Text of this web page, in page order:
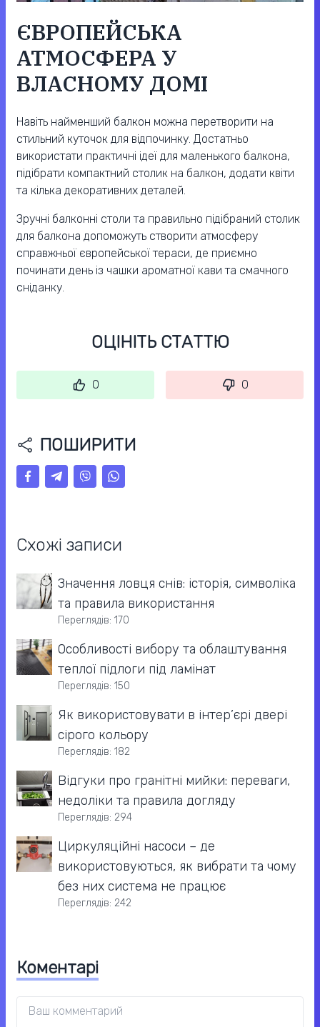
ЄВРОПЕЙСЬКА
АТМОСФЕРА У
ВЛАСНОМУ ДОМІ
Навіть найменший балкон можна перетворити на
стильний куточок для відпочинку. Достатньо
використати практичні ідеї для маленького балкона,
підібрати компактний столик на балкон, додати квіти
та кілька декоративних деталей.
Зручні балконні столи та правильно підібраний столик
для балкона допоможуть створити атмосферу
справжньої європейської тераси, де приємно
починати день із чашки ароматної кави та смачного
сніданку.
ОЦІНІТЬ СТАТТЮ
0 0
ПОШИРИТИ
Схожі записи
Значення ловця снів: історія, символіка
та правила використання
Переглядів: 170
Особливості вибору та облаштування
теплої підлоги під ламінат
Переглядів: 150
Як використовувати в інтер’єрі двері
сірого кольору
Переглядів: 182
Відгуки про гранітні мийки: переваги,
недоліки та правила догляду
Переглядів: 294
Циркуляційні насоси – де
використовуються, як вибрати та чому
без них система не працює
Переглядів: 242
Коментарі